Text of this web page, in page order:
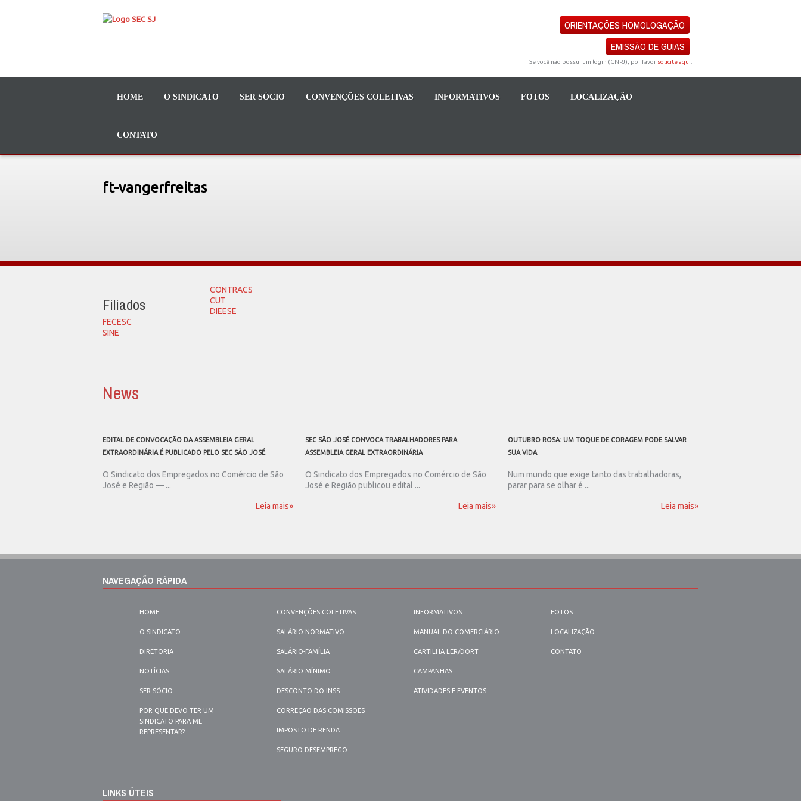
ORIENTAÇÕES HOMOLOGAÇÃO
EMISSÃO DE GUIAS
Se você não possui um login (CNPJ), por favor solicite aqui
HOME O SINDICATO SER SÓCIO CONVENÇÕES COLETIVAS INFORMATIVOS FOTOS LOCALIZAÇÃO
CONTATO
ft-vangerfreitas
Filiados
CONTRACS
CUT
DIEESE
FECESC
SINE
News
EDITAL DE CONVOCAÇÃO DA ASSEMBLEIA GERAL
EXTRAORDINÁRIA É PUBLICADO PELO SEC SÃO JOSÉ
O Sindicato dos Empregados no Comércio de São
José e Região — ...
Leia mais»
SEC SÃO JOSÉ CONVOCA TRABALHADORES PARA
ASSEMBLEIA GERAL EXTRAORDINÁRIA
O Sindicato dos Empregados no Comércio de São
José e Região publicou edital ...
Leia mais»
OUTUBRO ROSA: UM TOQUE DE CORAGEM PODE SALVAR
SUA VIDA
Num mundo que exige tanto das trabalhadoras,
parar para se olhar é ...
Leia mais»
NAVEGAÇÃO RÁPIDA
HOME
O SINDICATO
DIRETORIA
NOTÍCIAS
SER SÓCIO
POR QUE DEVO TER UM
SINDICATO PARA ME
REPRESENTAR?
CONVENÇÕES COLETIVAS
SALÁRIO NORMATIVO
SALÁRIO-FAMÍLIA
SALÁRIO MÍNIMO
DESCONTO DO INSS
CORREÇÃO DAS COMISSÕES
IMPOSTO DE RENDA
SEGURO-DESEMPREGO
INFORMATIVOS
MANUAL DO COMERCIÁRIO
CARTILHA LER/DORT
CAMPANHAS
ATIVIDADES E EVENTOS
FOTOS
LOCALIZAÇÃO
CONTATO
LINKS ÚTEIS